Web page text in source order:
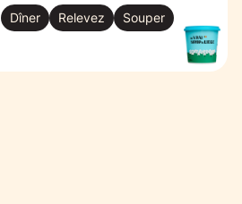
Dîner Relevez Souper